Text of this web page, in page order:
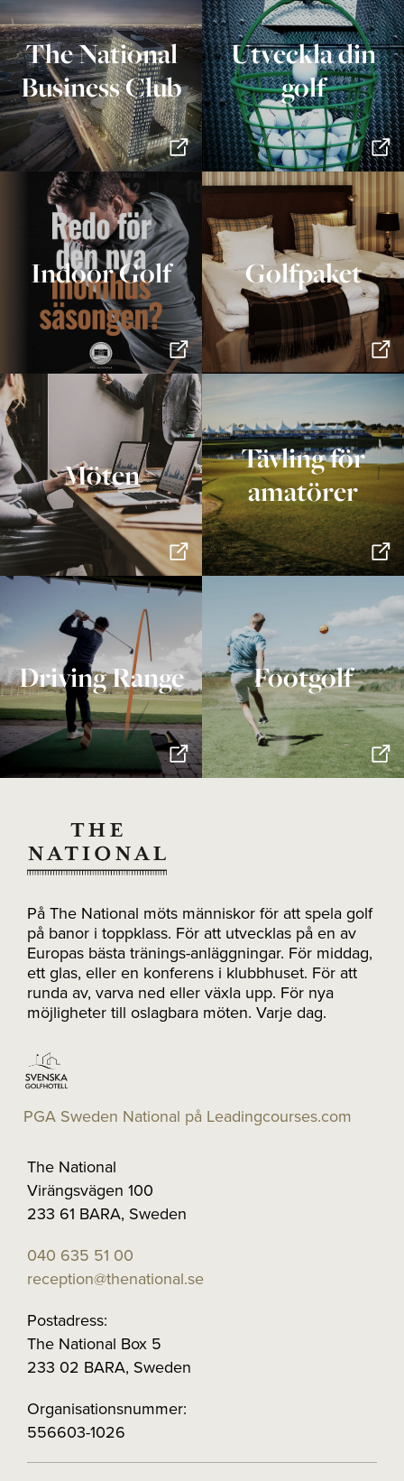
The National
Business Club
Utveckla din
golf
Indoor Golf Golfpaket
Möten
Tävling för
amatörer
Driving Range Footgolf
På The National möts människor för att spela golf
på banor i toppklass. För att utvecklas på en av
Europas bästa tränings-anläggningar. För middag,
ett glas, eller en konferens i klubbhuset. För att
runda av, varva ned eller växla upp. För nya
möjligheter till oslagbara möten. Varje dag.
PGA Sweden National på Leadingcourses.com
The National
Virängsvägen 100
233 61 BARA, Sweden
040 635 51 00
reception@thenational.se
Postadress:
The National Box 5
233 02 BARA, Sweden
Organisationsnummer:
556603-1026